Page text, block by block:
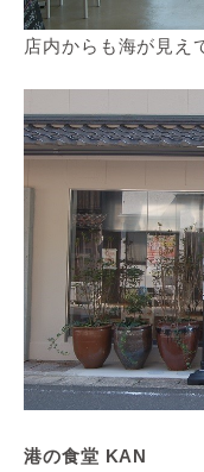
店内からも海が見え
港の食堂 KAN